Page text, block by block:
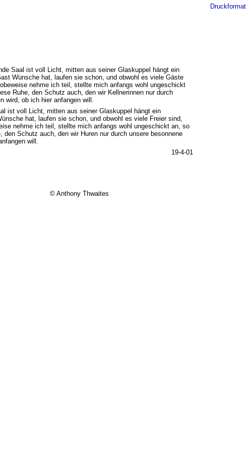
Druckformat
Saal ist voll Licht, mitten aus seiner Glaskuppel hängt ein
Wünsche hat, laufen sie schon, und obwohl es viele Gäste
nehme ich teil, stellte mich anfangs wohl ungeschickt
Ruhe, den Schutz auch, den wir Kellnerinnen nur durch
wird, ob ich hier anfangen will.
ist voll Licht, mitten aus seiner Glaskuppel hängt ein
hat, laufen sie schon, und obwohl es viele Freier sind,
nehme ich teil, stellte mich anfangs wohl ungeschickt an, so
Schutz auch, den wir Huren nur durch unsere besonnene
will.
19-4-01
© Anthony Thwaites